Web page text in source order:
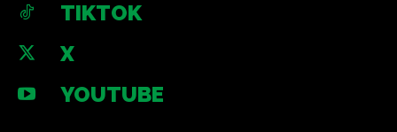
TIKTOK
X
YOUTUBE